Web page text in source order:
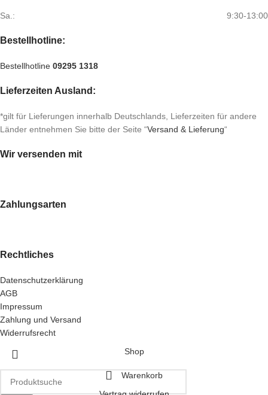
Sa.: 9:30-13:00
Bestellhotline:
Bestellhotline 09295 1318
Lieferzeiten Ausland:
*gilt für Lieferungen innerhalb Deutschlands, Lieferzeiten für andere
Länder entnehmen Sie bitte der Seite “Versand & Lieferung“
Wir versenden mit
Zahlungsarten
Rechtliches
Datenschutzerklärung
AGB
Impressum
Zahlung und Versand
Widerrufsrecht
Shop
Warenkorb